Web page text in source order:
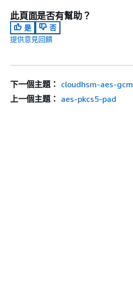
此頁面是否有幫助？
是
否
提供意見回饋
下一個主題： cloudhsm-aes-gcm
上一個主題： aes-pkcs5-pad